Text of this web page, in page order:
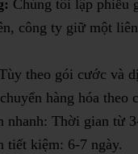
Chúng tôi lập phiếu
công ty giữ một
theo gói cước và
hàng hóa theo
nhanh: Thời gian từ
tiết kiệm: 6-7 ngày.